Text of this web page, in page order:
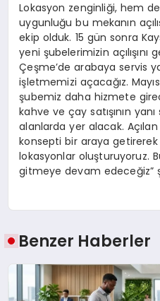
Lokasyon zenginliği, hem de
uygunluğu bu mekanın
ekip olduk. 15 gün sonra
yeni şubelerimizin açılışını
Çeşme’de arabaya servis
işletmemizi açacağız.
şubemiz daha hizmete
kahve ve çay satışının
alanlarda yer alacak.
konsepti bir araya getirerek
lokasyonlar oluşturuyoruz.
gitmeye devam edeceğiz”
Benzer Haberler